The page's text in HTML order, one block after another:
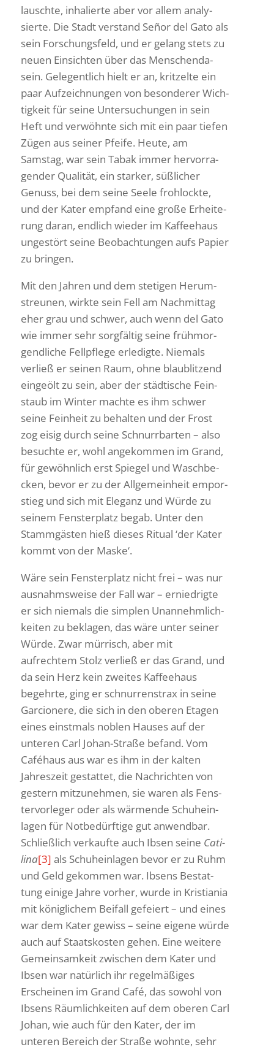
lauschte, inha­lierte aber vor allem analy­
sierte. Die Stadt verstand Señor del Gato als
sein Forschungs­feld, und er gelang stets zu
neuen Einsichten über das Menschen­da­
sein. Gele­gent­lich hielt er an, krit­zelte ein
paar Aufzeich­nungen von beson­derer Wich­
tig­keit für seine Unter­su­chungen in sein
Heft und verwöhnte sich mit ein paar tiefen
Zügen aus seiner Pfeife. Heute, am
Samstag, war sein Tabak immer hervor­ra­
gender Qualität, ein starker, süßli­cher
Genuss, bei dem seine Seele froh­lockte,
und der Kater empfand eine große Erhei­te­
rung daran, endlich wieder im Kaffee­haus
unge­stört seine Beob­ach­tungen aufs Papier
zu bringen.
Mit den Jahren und dem stetigen Herum­
streunen, wirkte sein Fell am Nach­mittag
eher grau und schwer, auch wenn del Gato
wie immer sehr sorg­fältig seine früh­mor­
gend­liche Fell­pflege erle­digte. Niemals
verließ er seinen Raum, ohne blau­blit­zend
eingeölt zu sein, aber der städ­ti­sche Fein­
staub im Winter machte es ihm schwer
seine Fein­heit zu behalten und der Frost
zog eisig durch seine Schnurr­barten – also
besuchte er, wohl ange­kommen im Grand,
für gewöhn­lich erst Spiegel und Wasch­be­
cken, bevor er zu der Allge­mein­heit empor­
stieg und sich mit Eleganz und Würde zu
seinem Fens­ter­platz begab. Unter den
Stamm­gästen hieß dieses Ritual ‘der Kater
kommt von der Maske‘.
Wäre sein Fens­ter­platz nicht frei – was nur
ausnahms­weise der Fall war – ernied­rigte
er sich niemals die simplen Unan­nehm­lich­
keiten zu beklagen, das wäre unter seiner
Würde. Zwar mürrisch, aber mit
aufrechtem Stolz verließ er das Grand, und
da sein Herz kein zweites Kaffee­haus
begehrte, ging er schnur­ren­strax in seine
Garcionere, die sich in den oberen Etagen
eines einst­mals noblen Hauses auf der
unteren Carl Johan-Straße befand. Vom
Café­haus aus war es ihm in der kalten
Jahres­zeit gestattet, die Nach­richten von
gestern mitzu­nehmen, sie waren als Fens­
ter­vor­leger oder als wärmende Schuh­ein­
lagen für Notbe­dürf­tige gut anwendbar.
Schließ­lich verkaufte auch Ibsen seine Cati­
lina[3] als Schuh­ein­lagen bevor er zu Ruhm
und Geld gekommen war. Ibsens Bestat­
tung einige Jahre vorher, wurde in Kris­tiania
mit könig­li­chem Beifall gefeiert – und eines
war dem Kater gewiss – seine eigene würde
auch auf Staats­kosten gehen. Eine weitere
Gemein­sam­keit zwischen dem Kater und
Ibsen war natür­lich ihr regel­mä­ßiges
Erscheinen im Grand Café, das sowohl von
Ibsens Räum­lich­keiten auf dem oberen Carl
Johan, wie auch für den Kater, der im
unteren Bereich der Straße wohnte, sehr